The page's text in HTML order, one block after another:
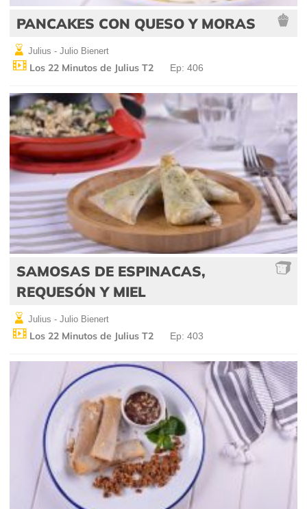
PANCAKES CON QUESO Y MORAS
Julius - Julio Bienert
Los 22 Minutos de Julius T2 Ep: 406
SAMOSAS DE ESPINACAS,
REQUESÓN Y MIEL
Julius - Julio Bienert
Los 22 Minutos de Julius T2 Ep: 403